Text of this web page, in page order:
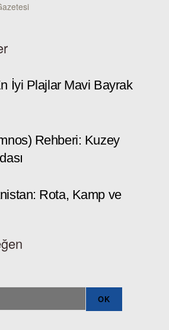
İyi Plajlar Mavi Bayrak
Rehberi: Kuzey
Rota, Kamp ve